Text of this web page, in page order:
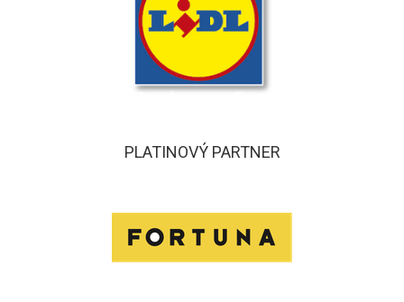
PLATINOVÝ PARTNER